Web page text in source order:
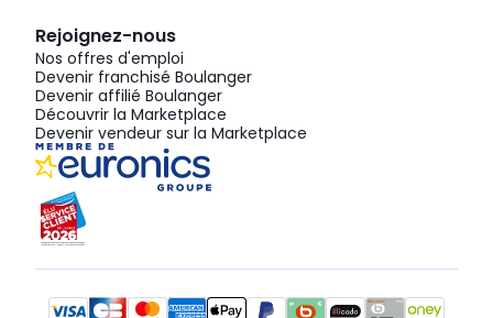
Rejoignez-nous
Nos offres d'emploi
Devenir franchisé Boulanger
Devenir affilié Boulanger
Découvrir la Marketplace
Devenir vendeur sur la Marketplace